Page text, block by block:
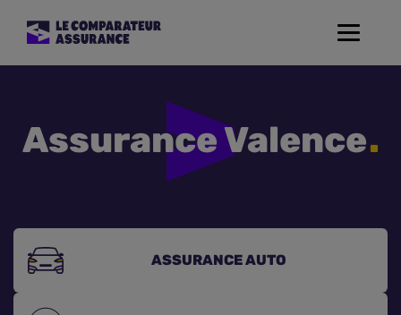
Toggle
Mutuelle Santé
Assurance Valence
ASSURANCEAUTO